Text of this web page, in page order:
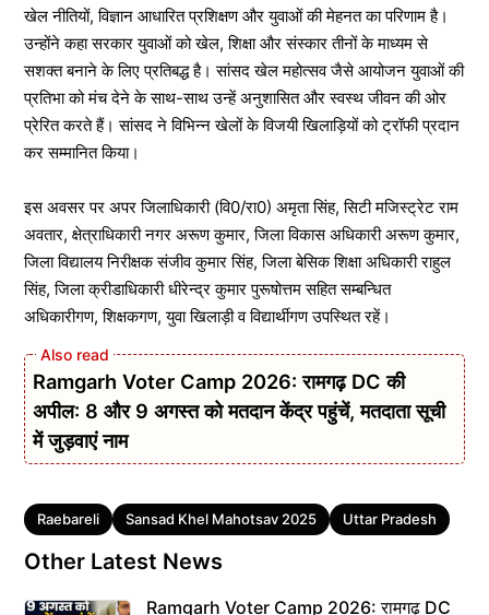
खेल नीतियों, विज्ञान आधारित प्रशिक्षण और युवाओं की मेहनत का परिणाम है।
उन्होंने कहा सरकार युवाओं को खेल, शिक्षा और संस्कार तीनों के माध्यम से
सशक्त बनाने के लिए प्रतिबद्ध है। सांसद खेल महोत्सव जैसे आयोजन युवाओं की
प्रतिभा को मंच देने के साथ-साथ उन्हें अनुशासित और स्वस्थ जीवन की ओर
प्रेरित करते हैं। सांसद ने विभिन्न खेलों के विजयी खिलाड़ियों को ट्रॉफी प्रदान
कर सम्मानित किया।
इस अवसर पर अपर जिलाधिकारी (वि0/रा0) अमृता सिंह, सिटी मजिस्ट्रेट राम
अवतार, क्षेत्राधिकारी नगर अरूण कुमार, जिला विकास अधिकारी अरूण कुमार,
जिला विद्यालय निरीक्षक संजीव कुमार सिंह, जिला बेसिक शिक्षा अधिकारी राहुल
सिंह, जिला क्रीडाधिकारी धीरेन्द्र कुमार पुरूषोत्तम सहित सम्बन्धित
अधिकारीगण, शिक्षकगण, युवा खिलाड़ी व विद्यार्थीगण उपस्थित रहें।
Ramgarh Voter Camp 2026: रामगढ़ DC की
अपील: 8 और 9 अगस्त को मतदान केंद्र पहुंचें, मतदाता सूची
में जुड़वाएं नाम
Tags
Raebareli Sansad Khel Mahotsav 2025 Uttar Pradesh
Other Latest News
Ramgarh Voter Camp 2026: रामगढ़ DC